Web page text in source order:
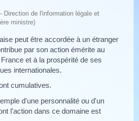
Direction de l'information légale et
ministre)
peut être accordée à un étranger
par son action émérite au
et à la prospérité de ses
internationales.
cumulatives.
d'une personnalité ou d'un
l'action dans ce domaine est